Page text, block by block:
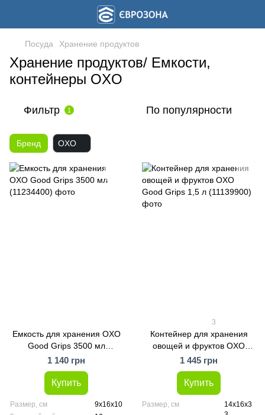
Посуда Хранение продуктов
Хранение продуктов/ Емкости,
контейнеры OXO
Фильтр 1 По популярности
Бренд OXO
Емкость для хранения OXO
Good Grips 3500 мл
(11234400)
1 140 грн
Купить
Размер, см
9х16х10
3
Контейнер для хранения
овощей и фруктов OXO
Good Grips 1,5 л (11139900)
1 445 грн
Купить
Размер, см
14х16х3